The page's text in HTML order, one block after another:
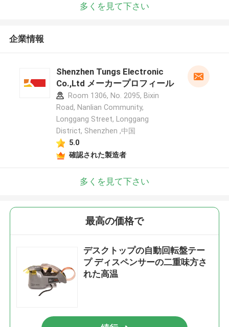
多くを見て下さい
企業情報
Shenzhen Tungs Electronic
Co.,Ltd メーカープロフィール
Room 1306, No. 2095, Bixin
Road, Nanlian Community,
Longgang Street, Longgang
District, Shenzhen ,中国
5.0
確認された製造者
多くを見て下さい
最高の価格で
デスクトップの自動回転盤テー
プ ディスペンサーの二重味方さ
れた高温